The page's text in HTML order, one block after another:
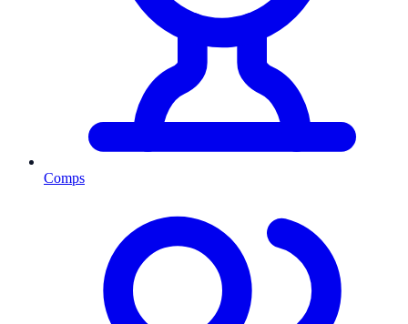
Comps